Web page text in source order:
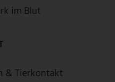
im Blut
& Tierkontakt